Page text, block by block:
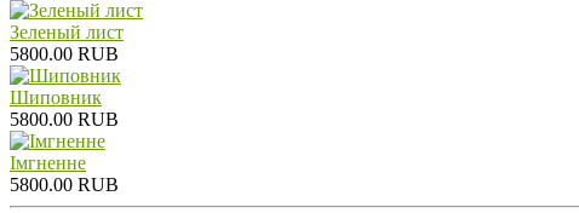
Зеленый лист
5800.00 RUB
Шиповник
5800.00 RUB
Iмгненне
5800.00 RUB